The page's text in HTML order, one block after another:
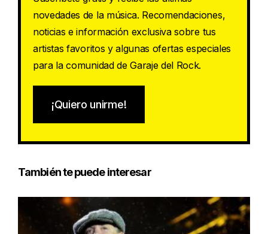
novedades de la música. Recomendaciones,
noticias e información exclusiva sobre tus
artistas favoritos y algunas ofertas especiales
para la comunidad de Garaje del Rock.
¡Quiero unirme!
También te puede interesar